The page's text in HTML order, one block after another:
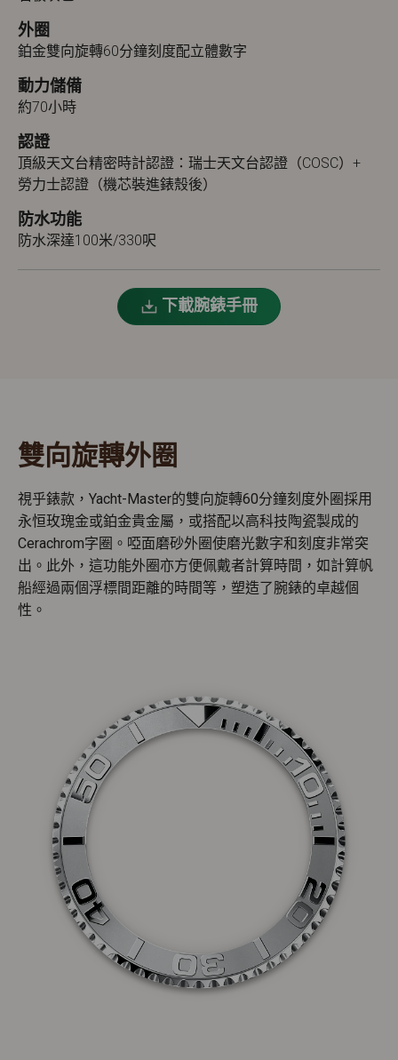
外圈
鉑金雙向旋轉60分鐘刻度配立體數字
動力儲備
約70小時
認證
頂級天文台精密時計認證：瑞士天文台認證（COSC）+
勞力士認證（機芯裝進錶殼後）
防水功能
防水深達100米/330呎
下載腕錶手冊
雙向旋轉外圈
視乎錶款，Yacht-Master的雙向旋轉60分鐘刻度外圈採用
永恒玫瑰金或鉑金貴金屬，或搭配以高科技陶瓷製成的
Cerachrom字圈。啞面磨砂外圈使磨光數字和刻度非常突
出。此外，這功能外圈亦方便佩戴者計算時間，如計算帆
船經過兩個浮標間距離的時間等，塑造了腕錶的卓越個
性。